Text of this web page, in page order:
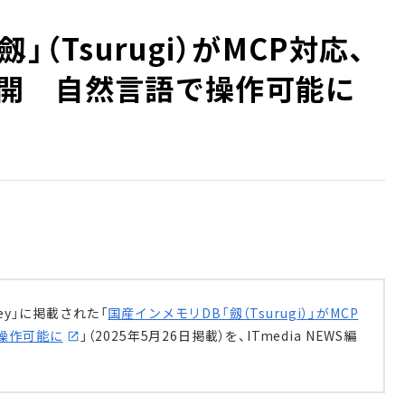
（Tsurugi）がMCP対応、
自然言語で操作可能に
に掲載された「国産インメモリDB「劔（Tsurugi）」がMCP
作可能に
」（2025年5月26日掲載）を、ITmedia NEWS編